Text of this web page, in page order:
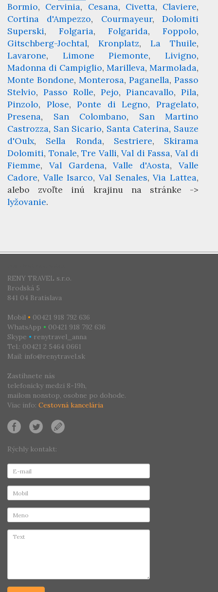
Bormio
Cervinia Cesana Civetta
Claviere
Cortina d'Ampezzo
Courmayeur
Dolomiti
Superski
Folgaria Folgarida
Foppolo
Gitschberg-Jochtal
Kronplatz
La Thuile
Lavarone
Limone Piemonte
Livigno
Madonna di Campiglio Marilleva Marmolada
Monte Bondone Monterosa Paganella Passo
Stelvio
Passo Rolle Pejo Piancavallo
Pila
Pinzolo
Plose Ponte di Legno
Pragelato
Presena
San Colombano
San Martino
Castrozza San Sicario Santa Caterina Sauze
d'Oulx
Sella Ronda Sestriere
Skirama
Dolomiti Tonale Tre Valli Val di Fassa Val di
Fiemme
Val Gardena Valle d'Aosta
Valle
Cadore Valle Isarco Val Senales Via Lattea
alebo zvoľte inú krajinu na stránke ->
lyžovanie.
RENY TRAVEL s.r.o.
Brodská 5
841 04 Bratislava
Mobil • 00421 918 792 636
WhatsApp • 00421 918 792 636
Skype • renytravel_anna
Tel.: 00421 2 5464 0661
Mail: info@renytravel.sk
Zastihnete nás
telefonicky medzi 8-19h,
mailom nonstop, osobne po dohode.
Viac info: Cestovná kancelária
Rýchly kontakt: